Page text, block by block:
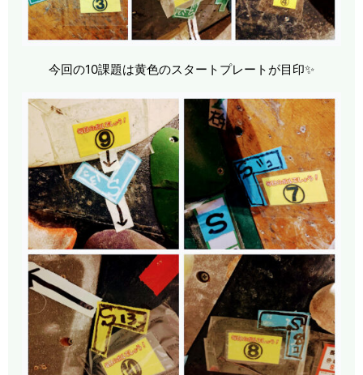
今回の10課題は黄色のスタートプレートが目印✨